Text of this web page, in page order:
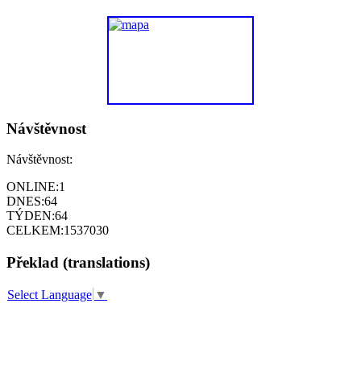
Návštěvnost
Návštěvnost:
ONLINE:1
DNES:64
TÝDEN:64
CELKEM:1537030
Překlad (translations)
Select Language ▼